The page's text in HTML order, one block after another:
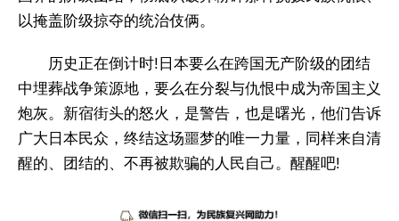
以掩盖阶级掠夺的统治伎俩。
历史正在倒计时!日本要么在跨国无产阶级的团结
中埋葬战争策源地，要么在分裂与仇恨中成为帝国主义
炮灰。新宿街头的怒火，是警告，也是曙光，他们告诉
广大日本民众，终结这场噩梦的唯一力量，同样来自清
醒的、团结的、不再被欺骗的人民自己。醒醒吧!